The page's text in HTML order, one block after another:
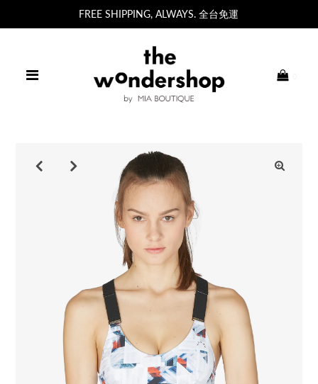
FREE SHIPPING, ALWAYS. 全台免運